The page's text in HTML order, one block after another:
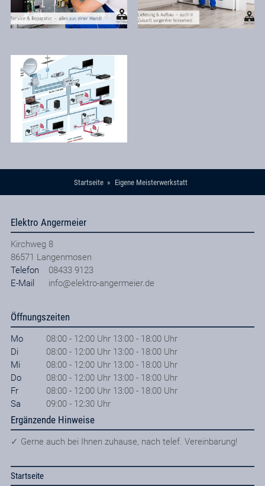
Startseite Eigene Meisterwerkstatt
Elektro Angermeier
Kirchweg 8
86571 Langenmosen
Telefon
08433 9123
E-Mail
info@elektro-angermeier.de
Öffnungszeiten
Mo
08:00 - 12:00 Uhr 13:00 - 18:00 Uhr
Di
08:00 - 12:00 Uhr 13:00 - 18:00 Uhr
Mi
08:00 - 12:00 Uhr 13:00 - 18:00 Uhr
Do
08:00 - 12:00 Uhr 13:00 - 18:00 Uhr
Fr
08:00 - 12:00 Uhr 13:00 - 18:00 Uhr
Sa
09:00 - 12:30 Uhr
Ergänzende Hinweise
✓ Gerne auch bei Ihnen zuhause, nach telef. Vereinbarung!
Startseite